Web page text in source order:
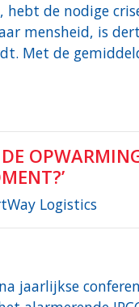
de nodige
mensheid, is
Met de
Logistics
jaarlijkse